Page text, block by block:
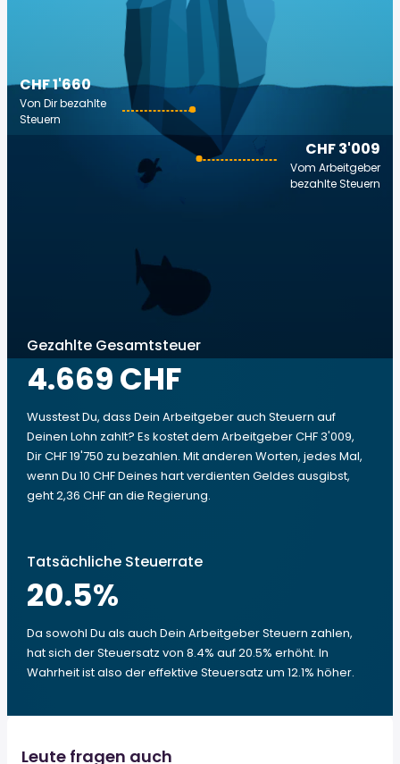
CHF 3'009
Vom Arbeitgeber
bezahlte Steuern
CHF 1'660
Von Dir bezahlte
Steuern
Gezahlte Gesamtsteuer
4.669 CHF
Wusstest Du, dass Dein Arbeitgeber auch Steuern auf
Deinen Lohn zahlt? Es kostet dem Arbeitgeber CHF 3'009,
Dir CHF 19'750 zu bezahlen. Mit anderen Worten, jedes Mal,
wenn Du 10 CHF Deines hart verdienten Geldes ausgibst,
geht 2,36 CHF an die Regierung.
Tatsächliche Steuerrate
20.5%
Da sowohl Du als auch Dein Arbeitgeber Steuern zahlen,
hat sich der Steuersatz von 8.4% auf 20.5% erhöht. In
Wahrheit ist also der effektive Steuersatz um 12.1% höher.
Leute fragen auch